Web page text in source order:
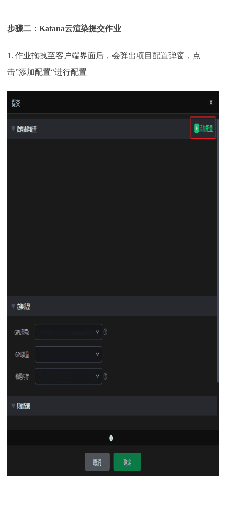
步骤二： Katana云渲染提交作业
1. 作业拖拽至客户端界面后，会弹出项目配置弹窗，点
击”添加配置“进行配置